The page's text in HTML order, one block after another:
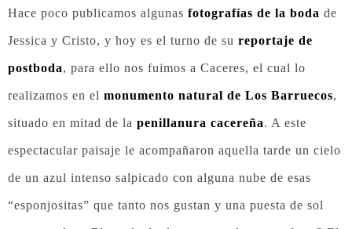
Hace poco publicamos algunas fotografías de la boda de
Jessica y Cristo, y hoy es el turno de su reportaje de
postboda, para ello nos fuimos a Caceres, el cual lo
realizamos en el monumento natural de Los Barruecos,
situado en mitad de la penillanura cacereña. A este
espectacular paisaje le acompañaron aquella tarde un cielo
de un azul intenso salpicado con alguna nube de esas
“esponjositas” que tanto nos gustan y una puesta de sol